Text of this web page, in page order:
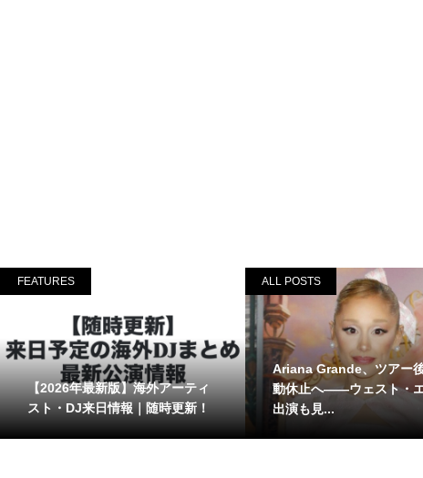
FEATURES
【2026年最新版】海外アーティ
スト・DJ来日情報｜随時更新！
ALL POSTS
Ariana Grande、ツアー
動休止へ――ウェスト・
出演も見...